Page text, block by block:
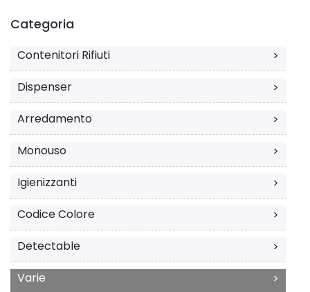
Categoria
Contenitori Rifiuti
>
Dispenser
>
Arredamento
>
Monouso
>
Igienizzanti
>
Codice Colore
>
Detectable
>
Varie
>